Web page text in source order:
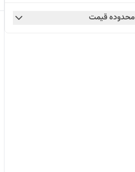
محدوده قیمت